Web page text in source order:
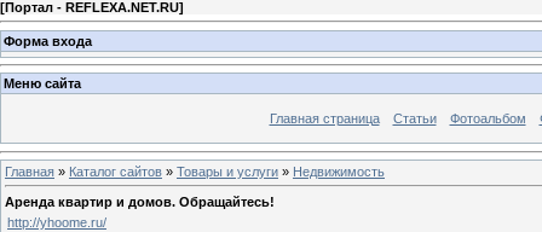
[Портал - REFLEXA.NET.RU]
Форма входа
Меню сайта
Главная страница Статьи Фотоальбом
Главная » Каталог сайтов » Товары и услуги » Недвижимость
Аренда квартир и домов. Обращайтесь!
http://yhoome.ru/